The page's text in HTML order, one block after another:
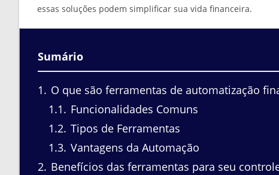
essas soluções podem simplificar sua vida financeira.
Sumário
1
O que são ferramentas de automatização
1.1
Funcionalidades Comuns
1.2 Tipos de Ferramentas
1.3 Vantagens da Automação
2 Benefícios das ferramentas para seu